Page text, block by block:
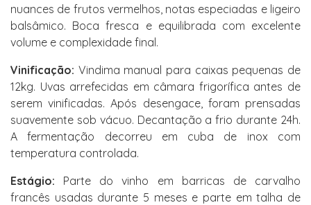
nuances de frutos vermelhos, notas especiadas e ligeiro
balsâmico. Boca fresca e equilibrada com excelente
volume e complexidade final.
Vinificação: Vindima manual para caixas pequenas de
12kg. Uvas arrefecidas em câmara frigorífica antes de
serem vinificadas. Após desengace, foram prensadas
suavemente sob vácuo. Decantação a frio durante 24h.
A fermentação decorreu em cuba de inox com
temperatura controlada.
Estágio: Parte do vinho em barricas de carvalho
francês usadas durante 5 meses e parte em talha de